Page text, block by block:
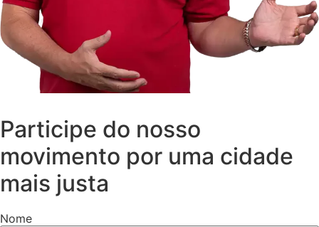
Participe do nosso
movimento por uma cidade
mais justa
Nome